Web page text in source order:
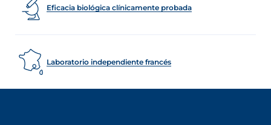
Eficacia biológica clínicamente probada
Laboratorio independiente francés